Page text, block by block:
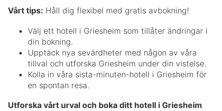
Vårt tips: Håll dig flexibel med gratis avbokning!
Välj ett hotell i Griesheim som tillåter ändringar i
din bokning.
Upptäck nya sevärdheter med någon av våra
tillval och utforska Griesheim under din vistelse.
Kolla in våra sista-minuten-hotell i Griesheim för
en spontan resa.
Utforska vårt urval och boka ditt hotell i Griesheim